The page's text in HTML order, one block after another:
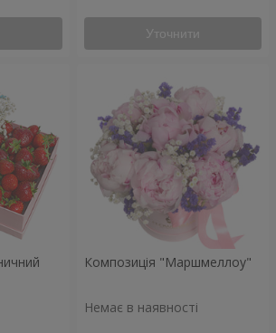
Уточнити
Композиція "Маршмеллоу"
Немає в наявності